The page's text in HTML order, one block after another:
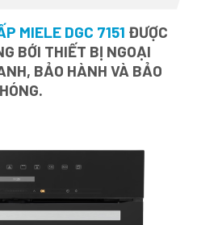
MIELE DGC 7151 ĐƯỢC
BỚI THIẾT BỊ NGOẠI
BẢO HÀNH VÀ BẢO